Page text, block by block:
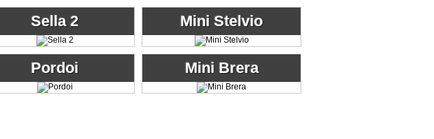
Sella 2 Mini Stelvio
Pordoi Mini Brera